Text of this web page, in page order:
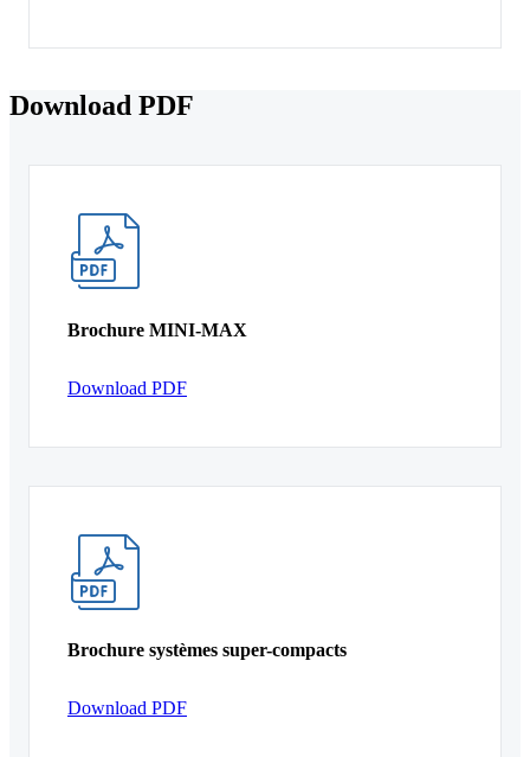
Download PDF
Brochure MINI-MAX
Download PDF
Brochure systèmes super-compacts
Download PDF